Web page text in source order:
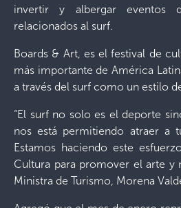
invertir y albergar eventos
relacionados al surf.
Boards & Art, es el festival de
más importante de América
a través del surf como un estilo
“El surf no solo es el deporte
nos está permitiendo atraer a
Estamos haciendo este
Cultura para promover el arte y
Ministra de Turismo, Morena